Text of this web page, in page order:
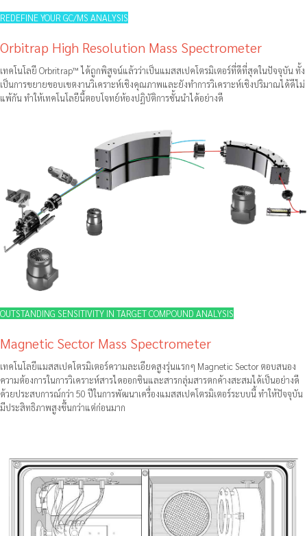
REDEFINE YOUR GC/MS ANALYSIS
Orbitrap High Resolution Mass Spectrometer
เทคโนโลยี Orbritrap™ ได้ถูกพิสูจน์แล้วว่าเป็นแมสสเปคโตรมิเตอร์ที่ดีที่สุดในปัจจุบัน ทั้ง
เป็นการขยายขอบเขตงานวิเคราะห์เชิงคุณภาพและยังทำการวิเคราะห์เชิงปริมาณได้ดีไม่
แพ้กัน ทำให้เทคโนโลยีนี้ตอบโจทย์ห้องปฏิบัติการชั้นนำได้อย่างดี
OUTSTANDING SENSITIVITY IN TARGET COMPOUND ANALYSIS
Magnetic Sector Mass Spectrometer
เทคโนโลยีแมสสเปคโตรมิเตอร์ความละเอียดสูงรุ่นแรกๆ Magnetic Sector ตอบสนอง
ความต้องการในการวิเคราะห์สารไดออกซินและสารกลุ่มสารตกค้างสะสมได้เป็นอย่างดี
ด้วยประสบการณ์กว่า 50 ปีในการพัฒนาเครื่องแมสสเปคโตรมิเตอร์ระบบนี้ ทำให้ปัจจุบัน
มีประสิทธิภาพสูงขึ้นกว่าแต่ก่อนมาก